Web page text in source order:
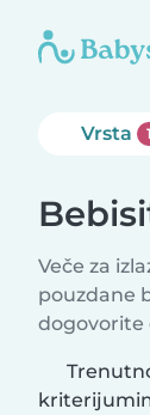
Vrsta 1
Veče za
pouzdane
dogovorite